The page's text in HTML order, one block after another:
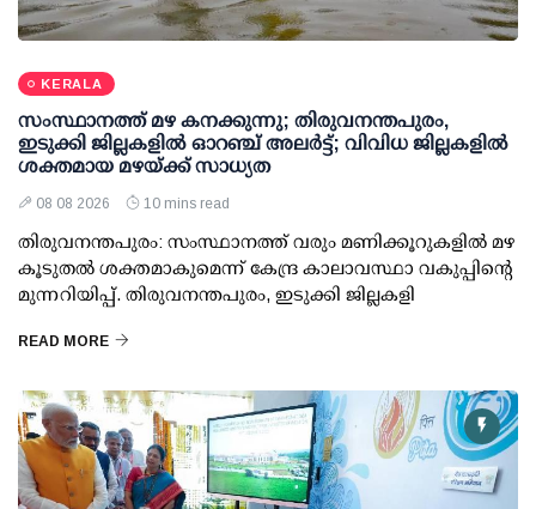
KERALA
സംസ്ഥാനത്ത് മഴ കനക്കുന്നു; തിരുവനന്തപുരം,
ഇടുക്കി ജില്ലകളിൽ ഓറഞ്ച് അലർട്ട്; വിവിധ ജില്ലകളിൽ
ശക്തമായ മഴയ്ക്ക് സാധ്യത
08 08 2026 10 mins read
തിരുവനന്തപുരം: സംസ്ഥാനത്ത് വരും മണിക്കൂറുകളിൽ മഴ
കൂടുതൽ ശക്തമാകുമെന്ന് കേന്ദ്ര കാലാവസ്ഥാ വകുപ്പിന്റെ
മുന്നറിയിപ്പ്. തിരുവനന്തപുരം, ഇടുക്കി ജില്ലകളി
READ MORE